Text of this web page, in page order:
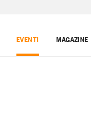
EVENTI MAGAZINE